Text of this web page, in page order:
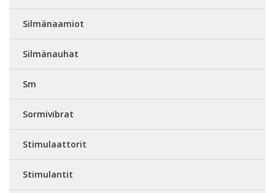
Silmänaamiot
Silmänauhat
Sm
Sormivibrat
Stimulaattorit
Stimulantit